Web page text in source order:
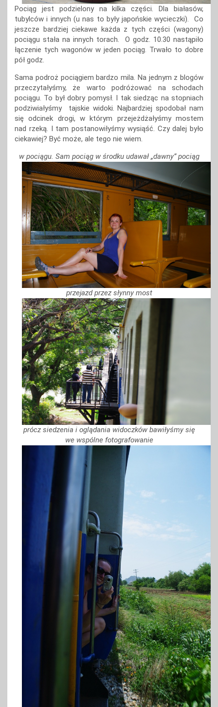
Pociąg jest podzielony na kilka części. Dla białasów,
tubylców i innych (u nas to były japońskie wycieczki). Co
jeszcze bardziej ciekawe każda z tych części (wagony)
pociągu stała na innych torach. O godz. 10.30 nastąpiło
łączenie tych wagonów w jeden pociąg. Trwało to dobre
pół godz.
Sama podroż pociągiem bardzo mila. Na jednym z blogów
przeczytałyśmy, że warto podróżować na schodach
pociągu. To był dobry pomysł. I tak siedząc na stopniach
podziwiałyśmy tajskie widoki. Najbardziej spodobał nam
się odcinek drogi, w którym przejeżdżałyśmy mostem
nad rzeką. I tam postanowiłyśmy wysiąść. Czy dalej było
ciekawiej? Być może, ale tego nie wiem.
w pociągu. Sam pociąg w środku udawał „dawny” pociąg
przejazd przez słynny most
prócz siedzenia i oglądania widoczków bawiłyśmy się
we wspólne fotografowanie